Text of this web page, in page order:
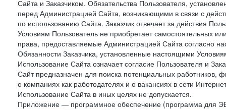
Сайта и Заказчиком. Обязательства Пользователя,
перед Администрацией Сайта, возникающими в связи с
по использованию Сайта. Заказчик отвечает за действия
Условиям Пользователь не приобретает самостоятельных
права, предоставляемые Администрацией Сайта согласно
Обязанности Заказчика, установленные настоящими
Использование Сайта означает согласие Пользователя и
Сайт предназначен для поиска потенциальных
о компаниях как работодателях и о вакансиях в сети
Использование Сайта в иных целях не допускается.
Приложение — программное обеспечение (программа для